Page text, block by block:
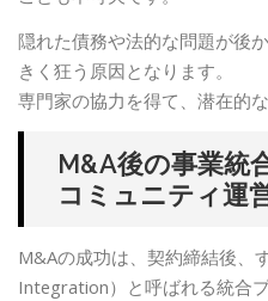
隠れた債務や法的な問題が後
きく狂う原因となります。
専門家の協力を得て、潜在的
M&A後の事業統
コミュニティ運
M&Aの成功は、契約締結後、
Integration）と呼ばれる統合